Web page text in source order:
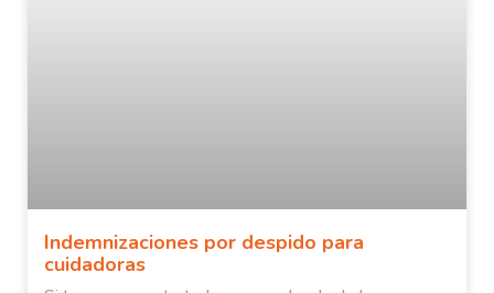
Indemnizaciones por despido para
cuidadoras